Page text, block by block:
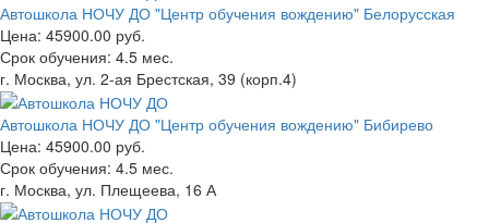
Автошкола НОЧУ ДО "Центр обучения вождению" Белорусская
Цена: 45900.00 руб.
Срок обучения: 4.5 мес.
г. Москва, ул. 2-ая Брестская, 39 (корп.4)
Автошкола НОЧУ ДО "Центр обучения вождению" Бибирево
Цена: 45900.00 руб.
Срок обучения: 4.5 мес.
г. Москва, ул. Плещеева, 16 А